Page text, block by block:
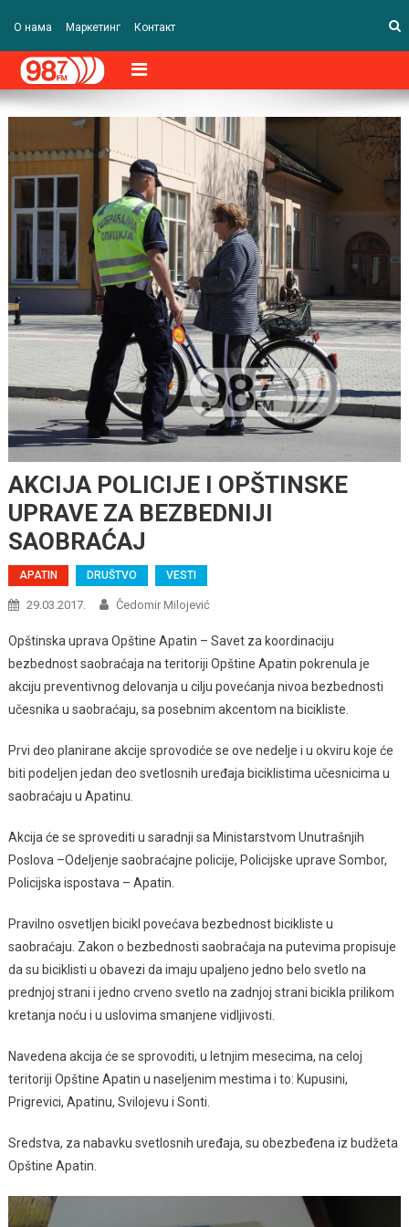
О нама Маркетинг Контакт
AKCIJA POLICIJE I OPŠTINSKE
UPRAVE ZA BEZBEDNIJI
SAOBRAĆAJ
APATIN DRUŠTVO VESTI
29.03.2017. Čedomir Milojević
Opštinska uprava Opštine Apatin – Savet za koordinaciju
bezbednost saobraćaja na teritoriji Opštine Apatin pokrenula je
akciju preventivnog delovanja u cilju povećanja nivoa bezbednosti
učesnika u saobraćaju, sa posebnim akcentom na bicikliste.
Prvi deo planirane akcije sprovodiće se ove nedelje i u okviru koje će
biti podeljen jedan deo svetlosnih uređaja biciklistima učesnicima u
saobraćaju u Apatinu.
Akcija će se sprovediti u saradnji sa Ministarstvom Unutrašnjih
Poslova –Odeljenje saobraćajne policije, Policijske uprave Sombor,
Policijska ispostava – Apatin.
Pravilno osvetljen bicikl povećava bezbednost bicikliste u
saobraćaju. Zakon o bezbednosti saobraćaja na putevima propisuje
da su biciklisti u obavezi da imaju upaljeno jedno belo svetlo na
prednjoj strani i jedno crveno svetlo na zadnjoj strani bicikla prilikom
kretanja noću i u uslovima smanjene vidljivosti.
Navedena akcija će se sprovoditi, u letnjim mesecima, na celoj
teritoriji Opštine Apatin u naseljenim mestima i to: Kupusini,
Prigrevici, Apatinu, Svilojevu i Sonti.
Sredstva, za nabavku svetlosnih uređaja, su obezbeđena iz budžeta
Opštine Apatin.